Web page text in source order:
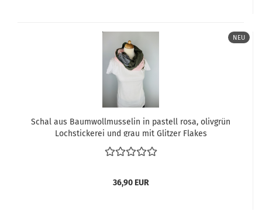
NEU
Schal aus Baumwollmusselin in pastell rosa, olivgrün
Lochstickerei und grau mit Glitzer Flakes
36,90 EUR